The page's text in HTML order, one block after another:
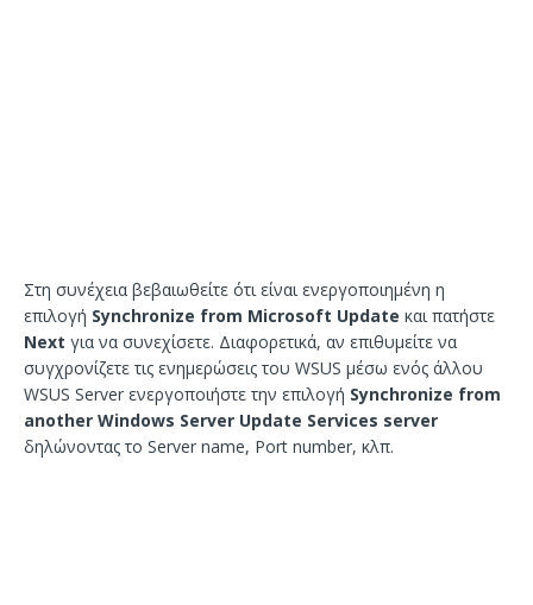
Στη συνέχεια βεβαιωθείτε ότι είναι ενεργοποιημένη η
επιλογή Synchronize from Microsoft Update και πατήστε
Next για να συνεχίσετε. Διαφορετικά, αν επιθυμείτε να
συγχρονίζετε τις ενημερώσεις του WSUS μέσω ενός άλλου
WSUS Server ενεργοποιήστε την επιλογή Synchronize from
another Windows Server Update Services server
δηλώνοντας το Server name, Port number, κλπ.